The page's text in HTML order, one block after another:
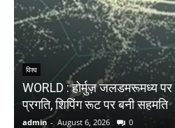
विश्व
WORLD : होर्मुज़ जलडमरूमध्य पर
प्रगति, शिपिंग रूट पर बनी सहमति
admin - August 6, 2026 0